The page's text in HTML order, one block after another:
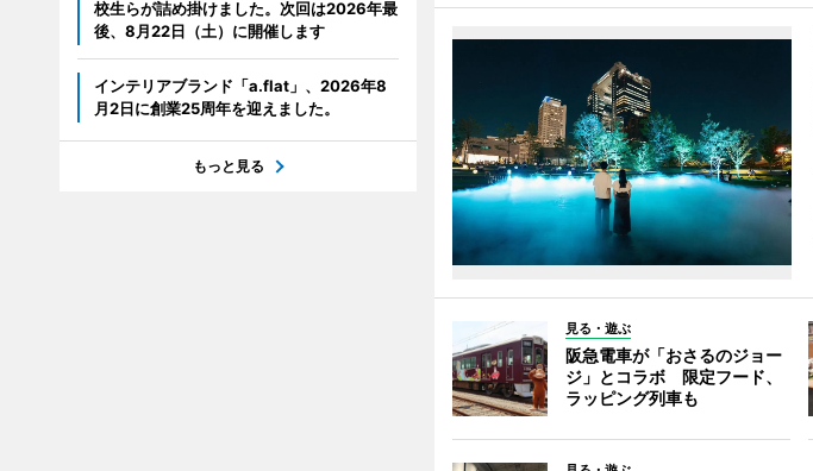
見る・遊ぶ
阪急電車が「おさるのジョー
ジ」とコラボ 限定フード、
ラッピング列車も
校生らが詰め掛けました。次回は2026年最
後、8月22日（土）に開催します
インテリアブランド「a.flat」、2026年8
月2日に創業25周年を迎えました。
もっと見る